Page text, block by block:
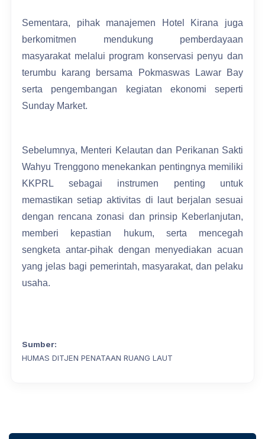
Sementara, pihak manajemen Hotel Kirana juga
berkomitmen mendukung pemberdayaan
masyarakat melalui program konservasi penyu dan
terumbu karang bersama Pokmaswas Lawar Bay
serta pengembangan kegiatan ekonomi seperti
Sunday Market.
Sebelumnya, Menteri Kelautan dan Perikanan Sakti
Wahyu Trenggono menekankan pentingnya memiliki
KKPRL sebagai instrumen penting untuk
memastikan setiap aktivitas di laut berjalan sesuai
dengan rencana zonasi dan prinsip Keberlanjutan,
memberi kepastian hukum, serta mencegah
sengketa antar-pihak dengan menyediakan acuan
yang jelas bagi pemerintah, masyarakat, dan pelaku
usaha.
Sumber:
HUMAS DITJEN PENATAAN RUANG LAUT